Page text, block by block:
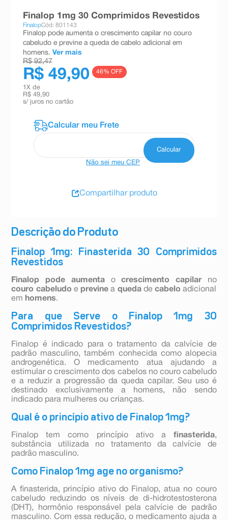
Descrição do Produto
Finalop 1mg: Finasterida 30 Comprimidos
Revestidos
Finalop pode aumentaocrescimento capilarno
couro cabeludo e previne a queda decabelo adicional
em homens.
Para que Serve o Finalop 1mg 30
Comprimidos Revestidos?
Finalop é indicado para o tratamento da calvície de
padrão masculino, também conhecida como alopecia
androgenética. O medicamento atua ajudando a
estimular o crescimento dos cabelos no couro cabeludo
e a reduzir a progressão da queda capilar. Seu uso é
destinado exclusivamente a homens, não sendo
indicado para mulheres ou crianças.
Qual é o princípio ativo de Finalop 1mg?
Finalop tem como princípio ativo a finasterida,
substância utilizada no tratamento da calvície de
padrão masculino.
Como Finalop 1mg age no organismo?
A finasterida, princípio ativo do Finalop, atua no couro
cabeludo reduzindo os níveis de di-hidrotestosterona
(DHT), hormônio responsável pela calvície de padrão
masculino. Com essa redução, o medicamento ajuda a
Finalop 1mg 30 Comprimidos Revestidos
FinalopCód: 801143
Finalop pode aumenta o crescimento capilar no couro
cabeludo e previne a queda de cabelo adicional em
homens. Ver mais
R$ 92,47
R$ 49,90 46% OFF
1 X de
R$ 49,90
s/ juros no cartão
Não sei meu CEP
Compartilhar produto
teste gravidez
absorvente
10ºshampoo